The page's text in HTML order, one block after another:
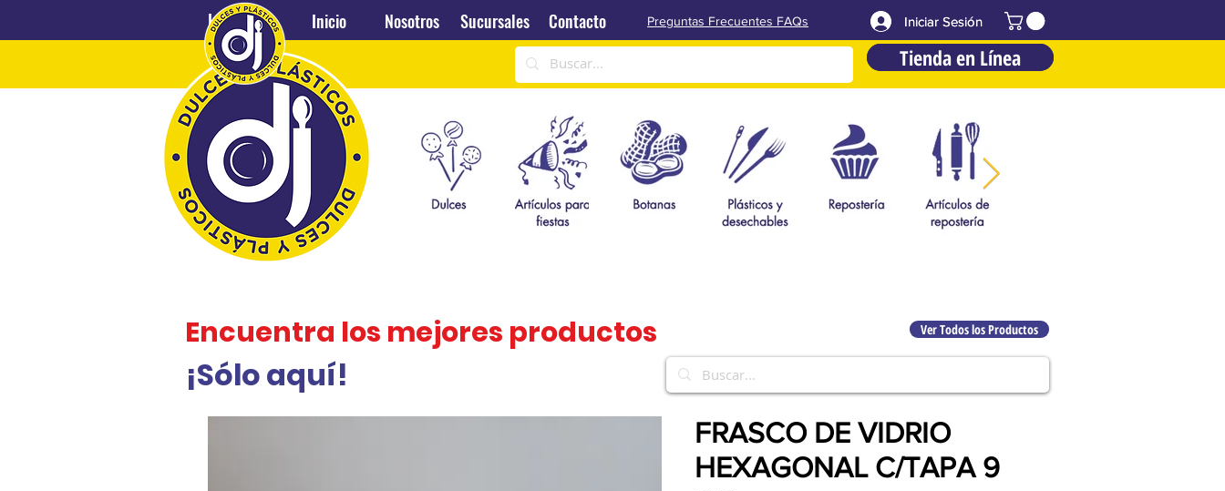
Inicio Nosotros Sucursales Contacto Preguntas Frecuentes FAQs Iniciar Sesión
Tienda en Línea
Tienda en Línea
Inicio Nosotros Sucursales Contacto Iniciar Sesión
FRASCO DE VIDRIO
HEXAGONAL C/TAPA 9
Encuentra los mejores productos
¡Sólo aquí!
Ver Todos los Productos